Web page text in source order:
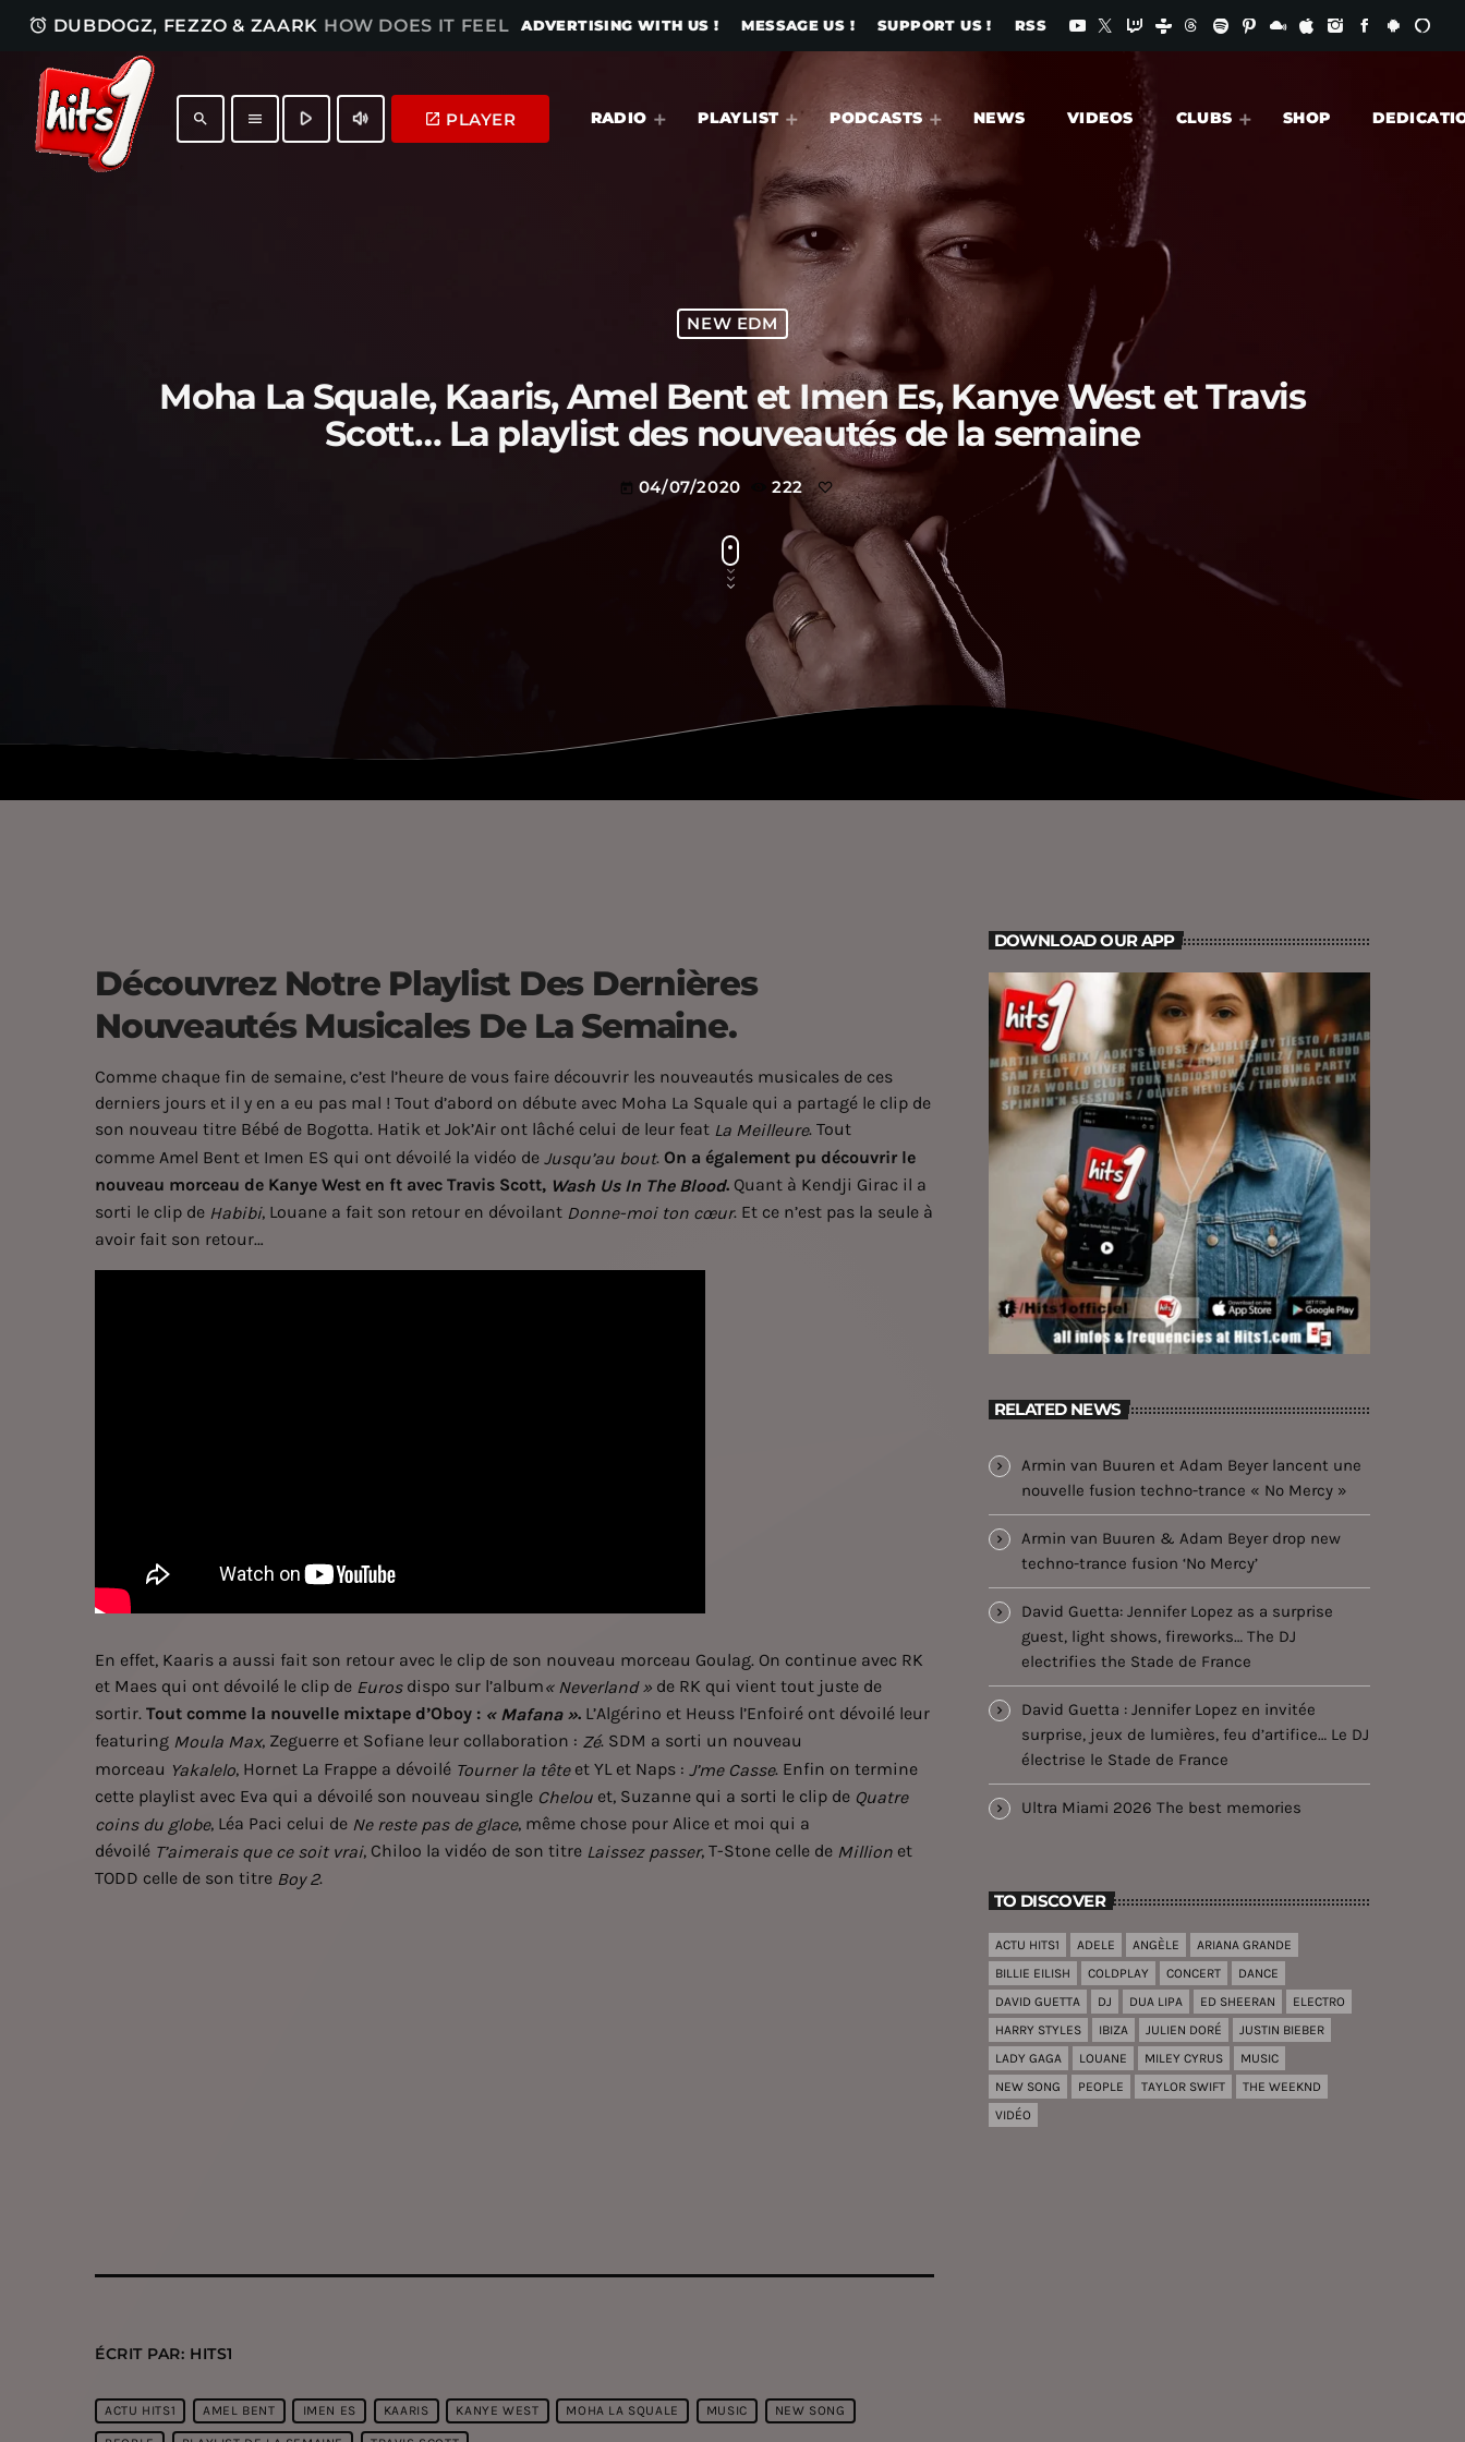
access_alarm DUBDOGZ, FEZZO & ZAARK HOW DOES IT FEEL ADVERTISING WITH US ! MESSAGE US ! SUPPORT US ! RSS
RADIO PLAYLIST PODCASTS NEWS VIDEOS CLUBS SHOP
search menu play_arrow volume_up launch PLAYER
NEW EDM
Moha La Squale, Kaaris, Amel Bent et Imen Es, Kanye West et Travis
Scott… La playlist des nouveautés de la semaine
today 04/07/2020 222
Découvrez Notre Playlist Des Dernières
Nouveautés Musicales De La Semaine.
Comme chaque fin de semaine, c’est l’heure de vous faire découvrir les nouveautés musicales de ces
derniers jours et il y en a eu pas mal ! Tout d’abord on débute avec Moha La Squale qui a partagé le clip de
son nouveau titre Bébé de Bogotta. Hatik et Jok’Air ont lâché celui de leur feat La Meilleure. Tout
comme Amel Bent et Imen ES qui ont dévoilé la vidéo de Jusqu’au bout. On a également pu découvrir le
nouveau morceau de Kanye West en ft avec Travis Scott, Wash Us In The Blood. Quant à Kendji Girac il a
sorti le clip de Habibi, Louane a fait son retour en dévoilant Donne-moi ton cœur. Et ce n’est pas la seule à
avoir fait son retour…
En effet, Kaaris a aussi fait son retour avec le clip de son nouveau morceau Goulag. On continue avec RK
et Maes qui ont dévoilé le clip de Eurosdispo sur l’album« Neverland » de RK qui vient tout juste de
sortir. Tout comme la nouvelle mixtape d’Oboy : « Mafana ». L’Algérino et Heuss l’Enfoiré ont dévoilé leur
featuring Moula Max, Zeguerre et Sofiane leur collaboration : Zé. SDM a sorti un nouveau
morceau Yakalelo, Hornet La Frappe a dévoilé Tourner la têteet YL et Naps : J’me Casse. Enfin on termine
cette playlist avec Eva qui a dévoilé son nouveau single Chelou et, Suzanne qui a sorti le clip de Quatre
coins du globe, Léa Paci celui de Ne reste pas de glace, même chose pour Alice et moi qui a
dévoilé T’aimerais que ce soit vrai, Chiloo la vidéo de son titre Laissez passer, T-Stone celle de Million et
TODD celle de son titre Boy 2.
ÉCRIT PAR: HITS1
ACTU HITS1 AMEL BENT IMEN ES KAARIS KANYE WEST MOHA LA SQUALE MUSIC NEW SONG
DOWNLOAD OUR APP
RELATED NEWS
Armin van Buuren et Adam Beyer lancent une
nouvelle fusion techno-trance « No Mercy »
Armin van Buuren & Adam Beyer drop new
techno-trance fusion ‘No Mercy’
David Guetta: Jennifer Lopez as a surprise
guest, light shows, fireworks… The DJ
electrifies the Stade de France
David Guetta : Jennifer Lopez en invitée
surprise, jeux de lumières, feu d’artifice… Le DJ
électrise le Stade de France
Ultra Miami 2026 The best memories
TO DISCOVER
ACTU HITS1 ADELE ANGÈLE
ARIANA GRANDE
BILLIE EILISH
COLDPLAY CONCERT
DANCE
DAVID GUETTA
DJ DUA LIPA ED SHEERAN
ELECTRO
HARRY STYLES
IBIZA JULIEN DORÉ
JUSTIN BIEBER
LADY GAGA
LOUANE MILEY CYRUS
MUSIC
NEW SONG
PEOPLE TAYLOR SWIFT
THE WEEKND
VIDÉO